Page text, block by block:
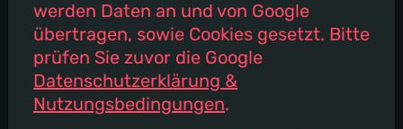
diese im heutigen Stadtbild kaum noch
sichtbar sind.
werden Daten an und von Google
übertragen, sowie Cookies gesetzt. Bitte
prüfen Sie zuvor die Google
Datenschutzerklärung &
Nutzungsbedingungen.